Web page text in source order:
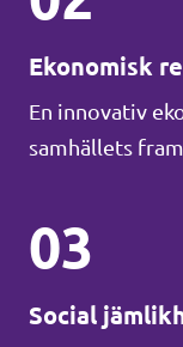
Ekonomisk
En innovativ
samhällets
03
Social